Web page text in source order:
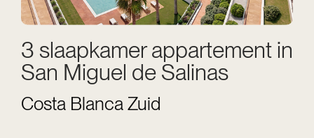
3 slaapkamer appartement in
San Miguel de Salinas
Costa Blanca Zuid